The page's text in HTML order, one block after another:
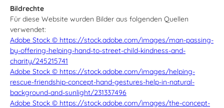
Bildrechte
Für diese Website wurden Bilder aus folgenden Quellen
verwendet:
Adobe Stock © https://stock.adobe.com/images/man-passing-
by-offering-helping-hand-to-street-child-kindness-and-
charity/245215741
Adobe Stock © https://stock.adobe.com/images/helping-
rescue-friendship-concept-hand-gestures-help-in-natural-
background-and-sunlight/231337496
Adobe Stock © https://stock.adobe.com/images/the-concept-